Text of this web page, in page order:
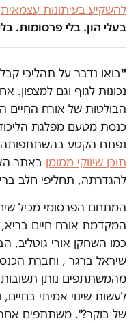
להשקיע בעיתונות עצמאית
בעלי הון. בלי פרסומות.
"בואו נדבר על תהליכי
נכונות לגוף וגם למצפון.
הבולטות של אורח החיים
כנסת מטעם מפלגת
נפתח הקטע
תוכן שיווקי ממומן באתר
להגדרתה, תחליפי חלב
המתחם הפרסומי מכיל
המקדמת אורח חיים בריא,
כמו השחקן אורי גוטליב,
שיראל ברגר , וחברת
מהמשתתפים נותן
לעשות שינוי אמיתי
של בוקר?". משתתפים